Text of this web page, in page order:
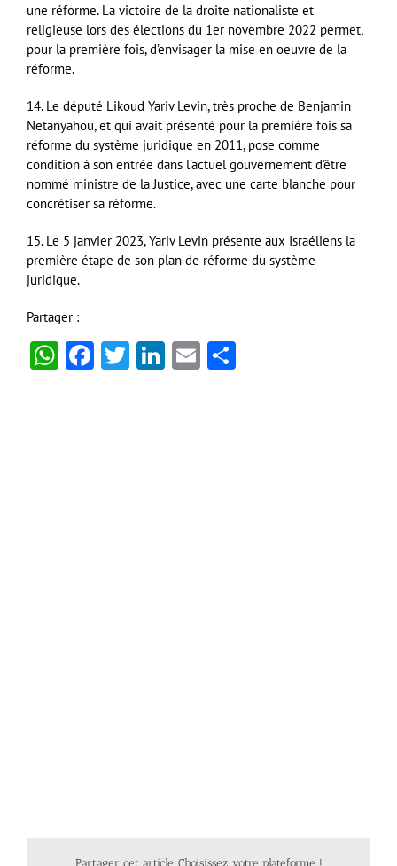
une réforme. La victoire de la droite nationaliste et
religieuse lors des élections du 1er novembre 2022 permet,
pour la première fois, d’envisager la mise en oeuvre de la
réforme.
14. Le député Likoud Yariv Levin, très proche de Benjamin
Netanyahou, et qui avait présenté pour la première fois sa
réforme du système juridique en 2011, pose comme
condition à son entrée dans l’actuel gouvernement d’être
nommé ministre de la Justice, avec une carte blanche pour
concrétiser sa réforme.
15. Le 5 janvier 2023, Yariv Levin présente aux Israéliens la
première étape de son plan de réforme du système
juridique.
Partager :
WhatsApp
Facebook
Twitter
LinkedIn
Email
Partager cet article, Choisissez votre plateforme !